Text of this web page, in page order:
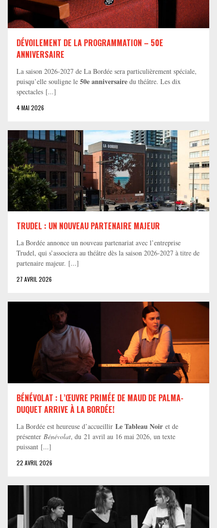
DÉVOILEMENT DE LA PROGRAMMATION – 50E
ANNIVERSAIRE
La saison 2026-2027 de La Bordée sera particulièrement spéciale,
puisqu’elle souligne le 50e anniversaire du théâtre. Les dix
spectacles [...]
4 MAI 2026
TRUDEL : UN NOUVEAU PARTENAIRE MAJEUR
La Bordée annonce un nouveau partenariat avec l’entreprise
Trudel, qui s’associera au théâtre dès la saison 2026-2027 à titre de
partenaire majeur. [...]
27 AVRIL 2026
BÉNÉVOLAT : L’ŒUVRE PRIMÉE DE MAUD DE PALMA-
DUQUET ARRIVE À LA BORDÉE!
La Bordée est heureuse d’accueillir Le Tableau Noir et de
présenter Bénévolat, du 21 avril au 16 mai 2026, un texte
puissant [...]
22 AVRIL 2026